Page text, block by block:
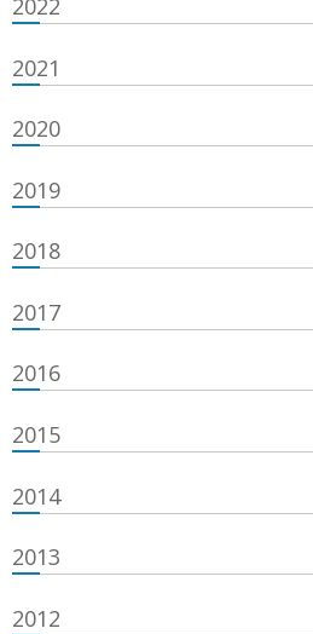
2022
2021
2020
2019
2018
2017
2016
2015
2014
2013
2012